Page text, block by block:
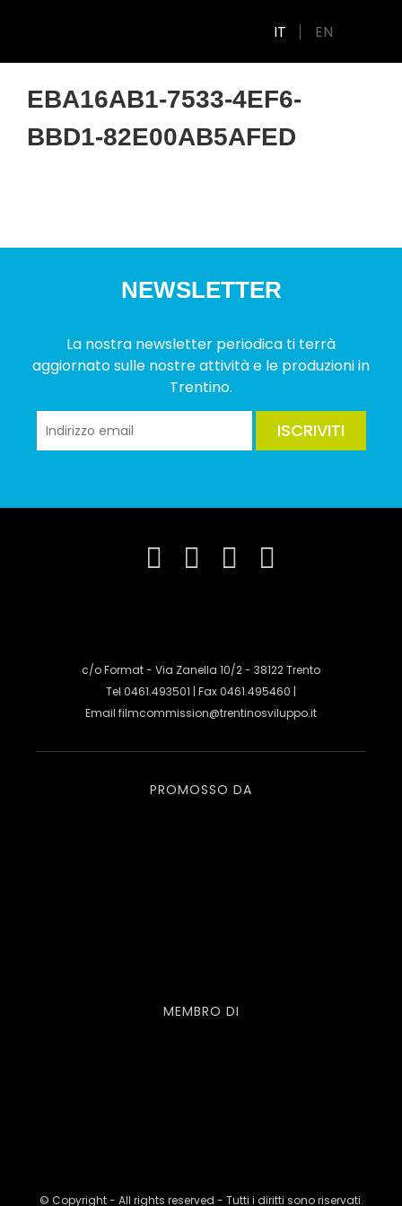
IT EN
EBA16AB1-7533-4EF6-
BBD1-82E00AB5AFED
NEWSLETTER
La nostra newsletter periodica ti terrà
aggiornato sulle nostre attività e le produzioni in
Trentino.
ISCRIVITI
c/o Format - Via Zanella 10/2 - 38122 Trento
Tel 0461.493501 | Fax 0461.495460 |
Email filmcommission@trentinosviluppo.it
PROMOSSO DA
MEMBRO DI
© Copyright - All rights reserved - Tutti i diritti sono riservati.